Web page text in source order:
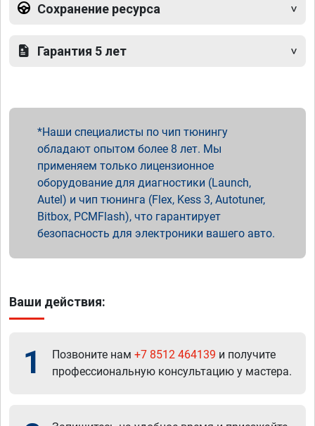
Сохранение ресурса
Гарантия 5 лет
Наши специалисты по чип тюнингу
обладают опытом более 8 лет. Мы
применяем только лицензионное
оборудование для диагностики (Launch,
Autel) и чип тюнинга (Flex, Kess 3, Autotuner,
Bitbox, PCMFlash), что гарантирует
безопасность для электроники вашего авто.
Ваши действия:
1 Позвоните нам +7 8512 464139 и получите
профессиональную консультацию у мастера.